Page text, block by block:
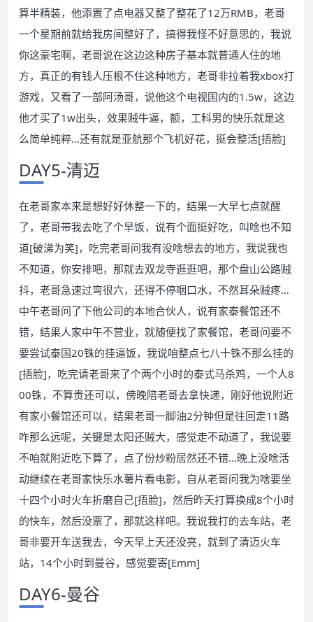
算半精装，他添置了点电器又整了整花了12万RMB，老哥
一个星期前就给我房间整好了，搞得我怪不好意思的，我说
你这豪宅啊，老哥说在这边这种房子基本就普通人住的地
方，真正的有钱人压根不住这种地方，老哥非拉着我xbox打
游戏，又看了一部阿汤哥，说他这个电视国内的1.5w，这边
他才买了1w出头，效果贼牛逼，额，工科男的快乐就是这
么简单纯粹…还有就是亚航那个飞机好花，挺会整活[捂脸]
DAY5-清迈
在老哥家本来是想好好休整一下的，结果一大早七点就醒
了，老哥带我去吃了个早饭，说有个面挺好吃，叫啥也不知
道[破涕为笑]，吃完老哥问我有没啥想去的地方，我说我也
不知道，你安排吧，那就去双龙寺逛逛吧，那个盘山公路贼
抖，老哥急速过弯很六，还得不停咽口水，不然耳朵贼疼…
中午老哥问了下他公司的本地合伙人，说有家泰餐馆还不
错，结果人家中午不营业，就随便找了家餐馆，老哥问要不
要尝试泰国20铢的挂逼饭，我说咱整点七八十铢不那么挂的
[捂脸]，吃完请老哥来了个两个小时的泰式马杀鸡，一个人8
00铢，不算贵还可以，傍晚陪老哥去拿快递，刚好他说附近
有家小餐馆还可以，结果老哥一脚油2分钟但是往回走11路
咋那么远呢，关键是太阳还贼大，感觉走不动道了，我说要
不咱就附近吃下算了，点了份炒粉居然还不错…晚上没啥活
动继续在老哥家快乐水薯片看电影，自从老哥问我为啥要坐
十四个小时火车折磨自己[捂脸]，然后昨天打算换成8个小时
的快车，然后没票了，那就这样吧。我说我打的去车站，老
哥非要开车送我去，今天早上天还没亮，就到了清迈火车
站，14个小时到曼谷，感觉要寄[Emm]
DAY6-曼谷